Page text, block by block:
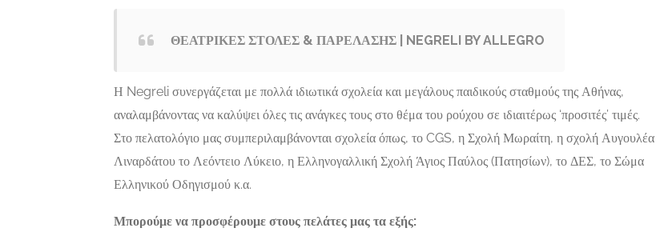
ΘΕΑΤΡΙΚΕΣ ΣΤΟΛΕΣ & ΠΑΡΕΛΑΣΗΣ | NEGRELI BY ALLEGRO
Η Negreli συνεργάζεται με πολλά ιδιωτικά σχολεία και μεγάλους παιδικούς σταθμούς της Αθήνας,
αναλαμβάνοντας να καλύψει όλες τις ανάγκες τους στο θέμα του ρούχου σε ιδιαιτέρως ‘προσιτές’ τιμές.
Στο πελατολόγιο μας συμπεριλαμβάνονται σχολεία όπως, το CGS, η Σχολή Μωραίτη, η σχολή Αυγουλέα
Λιναρδάτου το Λεόντειο Λύκειο, η Ελληνογαλλική Σχολή Άγιος Παύλος (Πατησίων), το ΔΕΣ, το Σώμα
Ελληνικού Οδηγισμού κ.α.
Μπορούμε να προσφέρουμε στους πελάτες μας τα εξής:
ΔΙΕΚΠΕΡΑΙΩΣΕΩΝ
ΒΑΣΙΛΕΙΟΣ
Σιδηροκατασκευές-
Αλουμινοκατασκευές,
Τεχνικοί-Υπηρεσίες-
Featured
ΣΙΔΗΡΟΚΑΤΑΣΚΕΥΕΣ
ΠΑΞΟΙ | ΖΙΑΚΚΑΣ
E-shops,
Αγορές-
Προσφορές,
Εκκλησιαστικά
Featured
ΕΡΓΑΣΤΗΡΙΟ
ΑΓΙΟΓΡΑΦΙΑΣ